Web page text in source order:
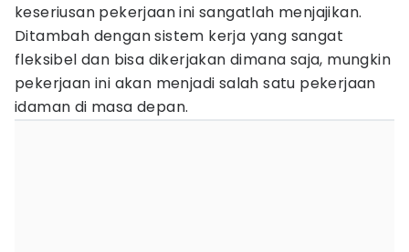
keseriusan pekerjaan ini sangatlah menjajikan.
Ditambah dengan sistem kerja yang sangat
fleksibel dan bisa dikerjakan dimana saja, mungkin
pekerjaan ini akan menjadi salah satu pekerjaan
idaman di masa depan.